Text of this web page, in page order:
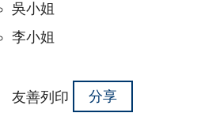
吳小姐
李小姐
友善列印
分享